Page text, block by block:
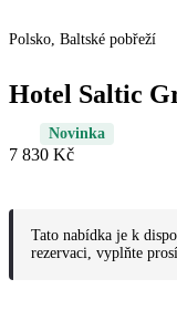
Polsko, Baltské pobřeží
Hotel Saltic
Novinka
7 830 Kč
Tato nabídka je k
rezervaci, vyplňte